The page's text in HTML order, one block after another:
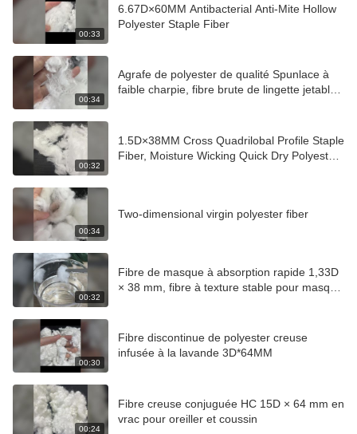
00:33
6.67D×60MM Antibacterial Anti-Mite Hollow
Polyester Staple Fiber
00:34
Agrafe de polyester de qualité Spunlace à
faible charpie, fibre brute de lingette jetable
00:32
1.5D×38MM Cross Quadrilobal Profile Staple
Fiber, Moisture Wicking Quick Dry Polyester
00:34
Two-dimensional virgin polyester fiber
00:32
Fibre de masque à absorption rapide 1,33D
× 38 mm, fibre à texture stable pour masque
00:30
Fibre discontinue de polyester creuse
infusée à la lavande 3D*64MM
00:24
Fibre creuse conjuguée HC 15D × 64 mm en
vrac pour oreiller et coussin